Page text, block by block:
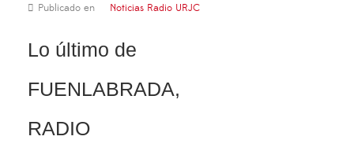
Publicado en Noticias Radio URJC
Lo último de
FUENLABRADA,
RADIO